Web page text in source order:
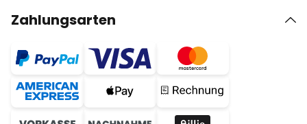
Zahlungsarten